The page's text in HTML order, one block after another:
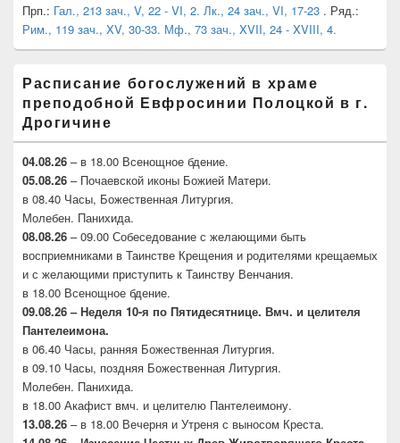
Прп.: Гал., 213 зач., V, 22 - VI, 2. Лк., 24 зач., VI, 17-23 . Ряд.:
Рим., 119 зач., XV, 30-33. Мф., 73 зач., XVII, 24 - XVIII, 4.
Расписание богослужений в храме
преподобной Евфросинии Полоцкой в г.
Дрогичине
04.08.26 – в 18.00 Всенощное бдение.
05.08.26 – Почаевской иконы Божией Матери.
в 08.40 Часы, Божественная Литургия.
Молебен. Панихида.
08.08.26 – 09.00 Собеседование с желающими быть
восприемниками в Таинстве Крещения и родителями крещаемых
и с желающими приступить к Таинству Венчания.
в 18.00 Всенощное бдение.
09.08.26 – Неделя 10-я по Пятидесятнице. Вмч. и целителя
Пантелеимона.
в 06.40 Часы, ранняя Божественная Литургия.
в 09.10 Часы, поздняя Божественная Литургия.
Молебен. Панихида.
в 18.00 Акафист вмч. и целителю Пантелеимону.
13.08.26 – в 18.00 Вечерня и Утреня с выносом Креста.